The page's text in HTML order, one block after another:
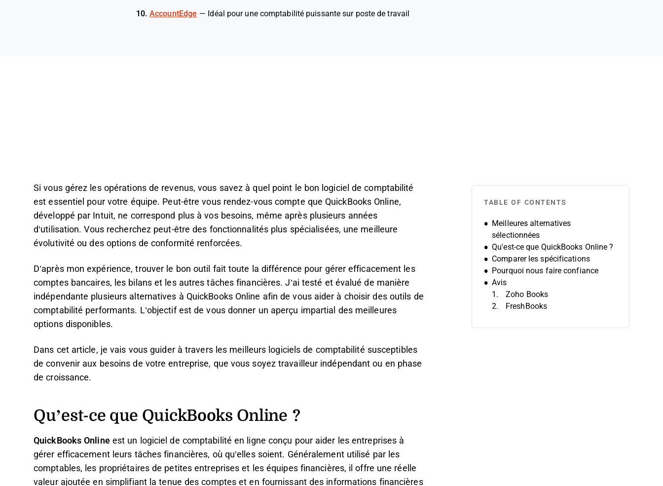
10. AccountEdge — Idéal pour une comptabilité puissante sur poste de travail
Si vous gérez les opérations de revenus, vous savez à quel point le bon logiciel de comptabilité
est essentiel pour votre équipe. Peut-être vous rendez-vous compte que QuickBooks Online,
développé par Intuit, ne correspond plus à vos besoins, même après plusieurs années
d’utilisation. Vous recherchez peut-être des fonctionnalités plus spécialisées, une meilleure
évolutivité ou des options de conformité renforcées.
D’après mon expérience, trouver le bon outil fait toute la différence pour gérer efficacement les
comptes bancaires, les bilans et les autres tâches financières. J’ai testé et évalué de manière
indépendante plusieurs alternatives à QuickBooks Online afin de vous aider à choisir des outils de
comptabilité performants. L’objectif est de vous donner un aperçu impartial des meilleures
options disponibles.
Dans cet article, je vais vous guider à travers les meilleurs logiciels de comptabilité susceptibles
de convenir aux besoins de votre entreprise, que vous soyez travailleur indépendant ou en phase
de croissance.
Qu’est-ce que QuickBooks Online ?
QuickBooks Onlineest un logiciel de comptabilité en ligne conçu pour aider les entreprises à
gérer efficacement leurs tâches financières, où qu’elles soient. Généralement utilisé par les
comptables, les propriétaires de petites entreprises et les équipes financières, il offre une réelle
valeur ajoutée en simplifiant la tenue des comptes et en fournissant des informations financières
TABLE OF CONTENTS
Meilleures alternatives
sélectionnées
Qu'est-ce que QuickBooks Online ?
Comparer les spécifications
Pourquoi nous faire confiance
Avis
Zoho Books
FreshBooks
Wave